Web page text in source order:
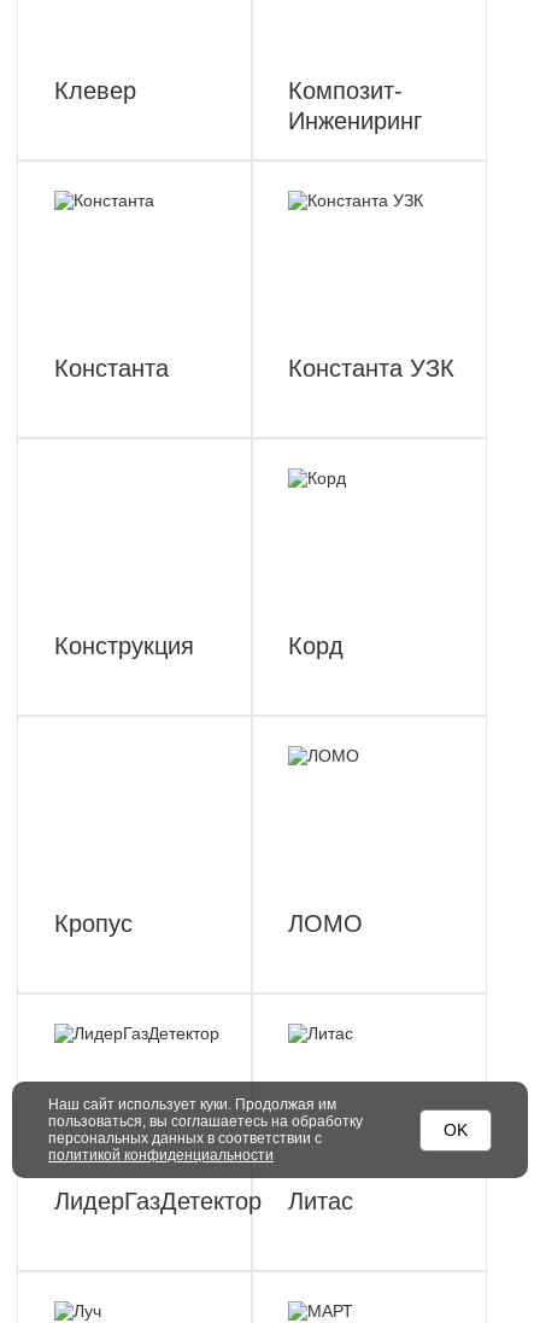
Клевер
Композит-
Инжениринг
Константа Константа УЗК
Конструкция Корд
Кропус ЛОМО
ЛидерГазДетектор Литас
Наш сайт использует куки. Продолжая им
пользоваться, вы соглашаетесь на обработку
персональных данных в соответствии с
политикой конфиденциальности
OK